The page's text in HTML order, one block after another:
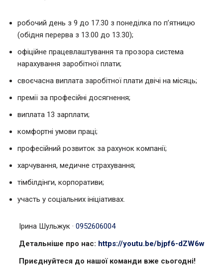
робочий день з 9 до 17.30 з понеділка по п’ятницю
(обідня перерва з 13.00 до 13.30);
офіційне працевлаштування та прозора система
нарахування заробітної плати;
своєчасна виплата заробітної плати двічі на місяць;
премії за професійні досягнення;
виплата 13 зарплати;
комфортні умови праці;
професійний розвиток за рахунок компанії;
харчування, медичне страхування;
тімбілдінги, корпоративи;
участь у соціальних ініціативах.
Ірина Шульжук · 0952606004
Детальніше про нас: https://youtu.be/bjpf6-dZW6w
Приєднуйтеся до нашої команди вже сьогодні!